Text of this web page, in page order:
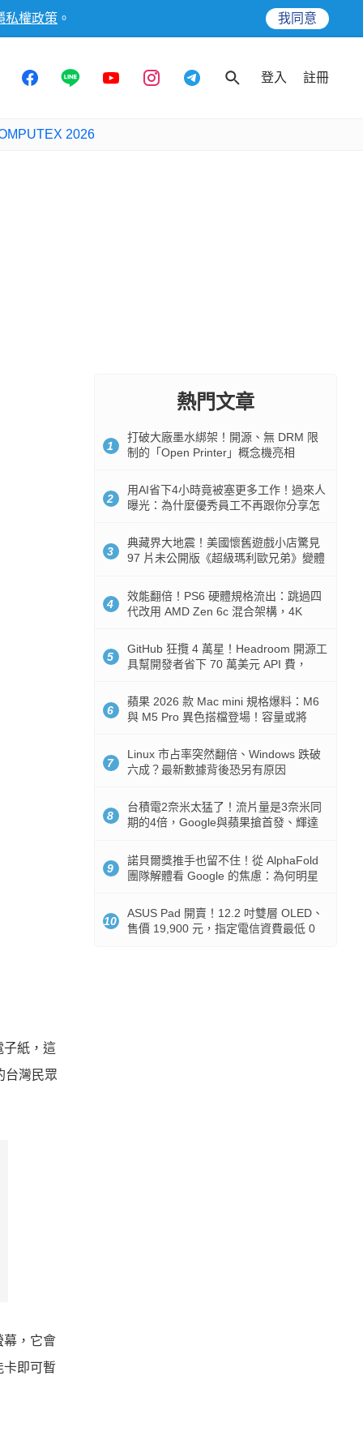
私權政策 。 我同意
登入 註冊
2026
子紙，這
台灣民眾
幕，它會
卡即可暫
熱門文章
1
打破大廠墨水綁架！開源、無 DRM 限
制的「Open Printer」概念機亮相
2
用AI省下4小時竟被塞更多工作！過來人
曝光：為什麼優秀員工不再跟你分享怎
3
典藏界大地震！美國懷舊遊戲小店驚見
97 片未公開版《超級瑪利歐兄弟》變體
4
效能翻倍！PS6 硬體規格流出：跳過四
代改用 AMD Zen 6c 混合架構，4K
5
GitHub 狂攬 4 萬星！Headroom 開源工
具幫開發者省下 70 萬美元 API 費，
6
蘋果 2026 款 Mac mini 規格爆料：M6
與 M5 Pro 異色搭檔登場！容量或將
7
Linux 市占率突然翻倍、Windows 跌破
六成？最新數據背後恐另有原因
8
台積電2奈米太猛了！流片量是3奈米同
期的4倍，Google與蘋果搶首發、輝達
9
諾貝爾獎推手也留不住！從 AlphaFold
團隊解體看 Google 的焦慮：為何明星
10
ASUS Pad 開賣！12.2 吋雙層 OLED、
售價 19,900 元，指定電信資費最低 0